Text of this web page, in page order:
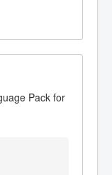
Pack for